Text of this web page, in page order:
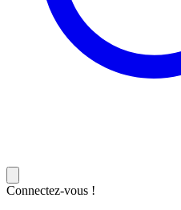
Connectez-vous !